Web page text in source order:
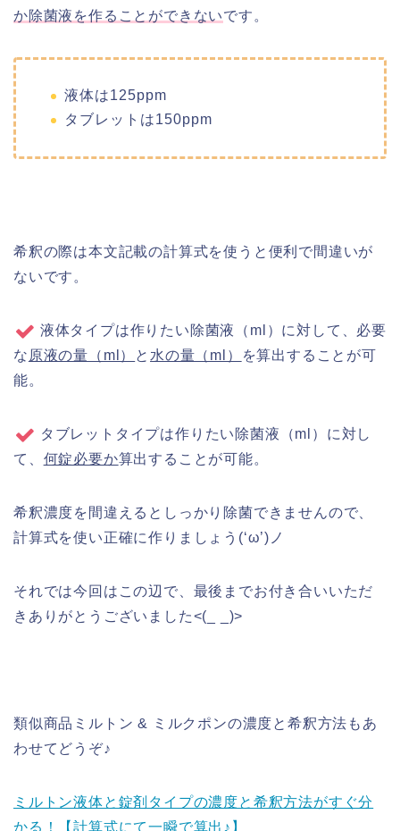
か除菌液を作ることができないです。
液体は125ppm
タブレットは150ppm
希釈の際は本文記載の計算式を使うと便利で間違いが
ないです。
液体タイプは作りたい除菌液（ml）に対して、必要
な 原液の量（ml） と 水の量（ml）
を算出することが可
能。
タブレットタイプは作りたい除菌液（ml）に対し
て、 何錠必要か算出す ることが可能。
希釈濃度を間違えるとしっかり除菌できませんので、
計算式を使い正確に作りましょう(‘ω’)ノ
それでは今回はこの辺で、最後までお付き合いいただ
きありがとうございました<(_ _)>
類似商品ミルトン & ミルクポンの濃度と希釈方法もあ
わせてどうぞ♪
ミルトン液体と錠剤タイプの濃度と希釈方法がすぐ分
かる！【計算式にて一瞬で算出♪】